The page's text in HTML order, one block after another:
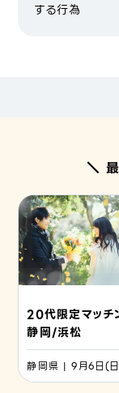
する行為
＼
20代限定マッ
静岡/浜松
静岡県 | 9月6日(